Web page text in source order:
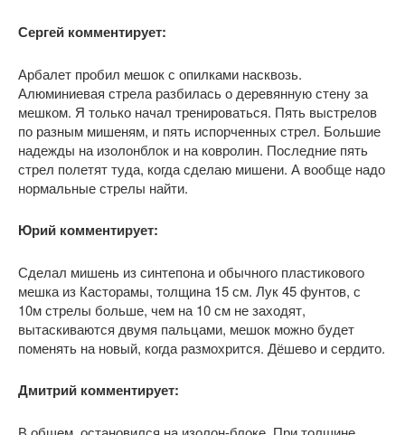
Сергей комментирует:
Арбалет пробил мешок с опилками насквозь.
Алюминиевая стрела разбилась о деревянную стену за
мешком. Я только начал тренироваться. Пять выстрелов
по разным мишеням, и пять испорченных стрел. Большие
надежды на изолонблок и на ковролин. Последние пять
стрел полетят туда, когда сделаю мишени. А вообще надо
нормальные стрелы найти.
Юрий комментирует:
Сделал мишень из синтепона и обычного пластикового
мешка из Касторамы, толщина 15 см. Лук 45 фунтов, с
10м стрелы больше, чем на 10 см не заходят,
вытаскиваются двумя пальцами, мешок можно будет
поменять на новый, когда размохрится. Дёшево и сердито.
Дмитрий комментирует: